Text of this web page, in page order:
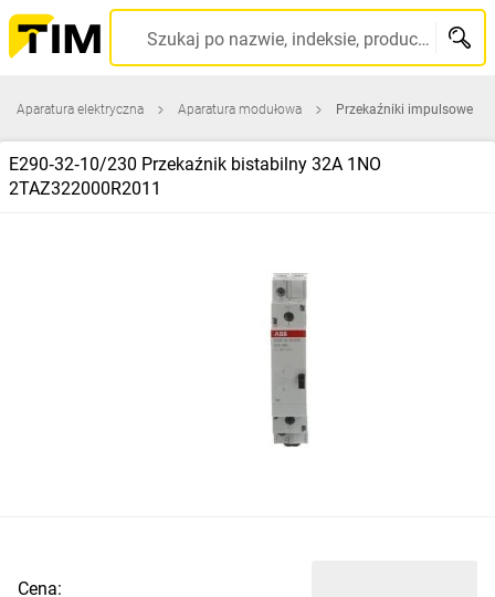
Szukaj po nazwie, indeksie, producencie, kodzie kreskowym...
Aparatura elektryczna Aparatura modułowa Przekaźniki impulsowe
E290‑32‑10/230 Przekaźnik bistabilny 32A 1NO
2TAZ322000R2011
Cena: